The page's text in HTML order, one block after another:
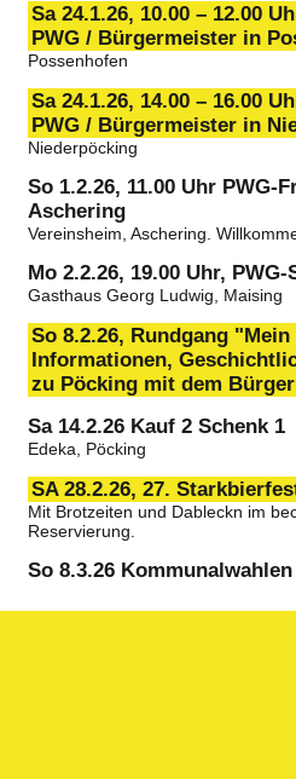
Sa 24.1.26, 10.00 – 12.00
PWG / Bürgermeister in
Possenhofen
Sa 24.1.26, 14.00 – 16.00
PWG / Bürgermeister in
Niederpöcking
So 1.2.26, 11.00 Uhr PWG-
Aschering
Vereinsheim, Aschering.
Mo 2.2.26, 19.00 Uhr,
Gasthaus Georg Ludwig, Maising
So 8.2.26, Rundgang
Informationen,
zu Pöcking mit dem
Sa 14.2.26 Kauf 2 Schenk 1
Edeka, Pöcking
SA 28.2.26, 27.
Mit Brotzeiten und Dableckn im
Reservierung.
So 8.3.26